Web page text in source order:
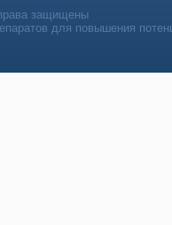
защищены
для повышения